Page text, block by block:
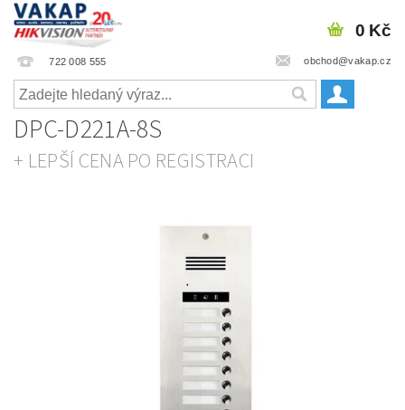
722 008 555 obchod@vakap.cz
0 Kč
DPC-D221A-8S
+ LEPŠÍ CENA PO REGISTRACI